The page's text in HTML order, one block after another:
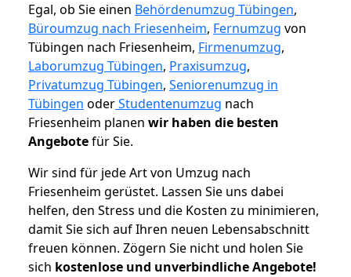
Egal, ob Sie einen Behördenumzug Tübingen,
Büroumzug nach Friesenheim, Fernumzug von
Tübingen nach Friesenheim, Firmenumzug,
Laborumzug Tübingen, Praxisumzug,
Privatumzug Tübingen, Seniorenumzug in
Tübingen oderStudentenumzug nach
Friesenheim planen wir haben die besten
Angebotefür Sie.
Wir sind für jede Art von Umzug nach
Friesenheim gerüstet. Lassen Sie uns dabei
helfen, den Stress und die Kosten zu minimieren,
damit Sie sich auf Ihren neuen Lebensabschnitt
freuen können. Zögern Sie nicht und holen Sie
sich kostenlose und unverbindliche Angebote!